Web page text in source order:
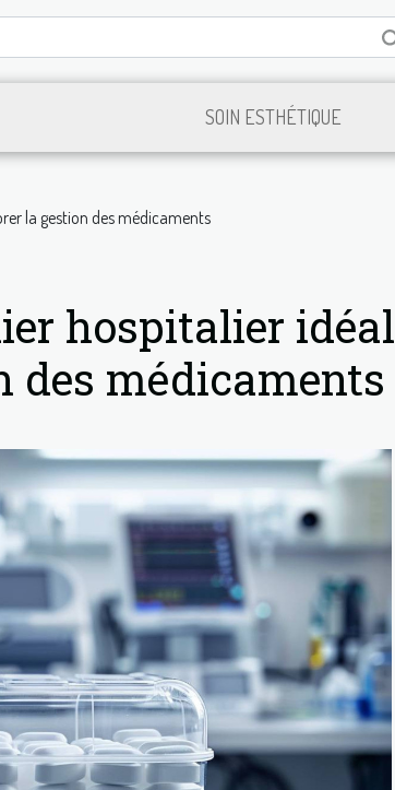
SOIN ESTHÉTIQUE
la gestion des médicaments
hospitalier idéal
des médicaments